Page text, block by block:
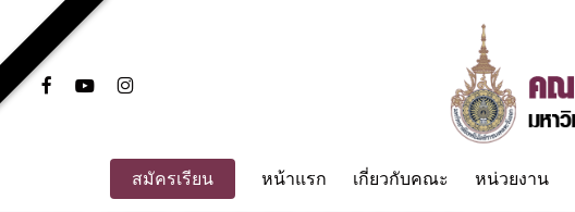
main
content
facebookyoutubeinstagram
สมัครเรียน หน้าแรก เกี่ยวกับคณะ หน่วยงาน